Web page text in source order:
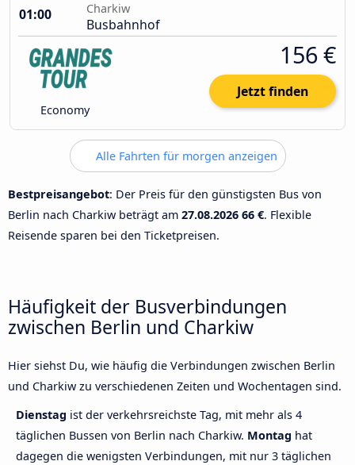
01:00
Charkiw
Busbahnhof
Economy
156 €
Jetzt finden
Alle Fahrten für morgen anzeigen
Bestpreisangebot: Der Preis für den günstigsten Bus von
Berlin nach Charkiw beträgt am 27.08.2026 66 €. Flexible
Reisende sparen bei den Ticketpreisen.
Häufigkeit der Busverbindungen
zwischen Berlin und Charkiw
Hier siehst Du, wie häufig die Verbindungen zwischen Berlin
und Charkiw zu verschiedenen Zeiten und Wochentagen sind.
Dienstag ist der verkehrsreichste Tag, mit mehr als 4
täglichen Bussen von Berlin nach Charkiw. Montag hat
dagegen die wenigsten Verbindungen, mit nur 3 täglichen